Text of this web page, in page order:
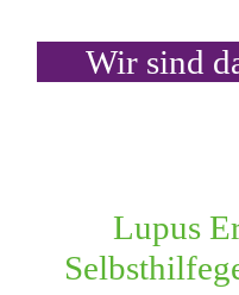
Wir sind
Lupus